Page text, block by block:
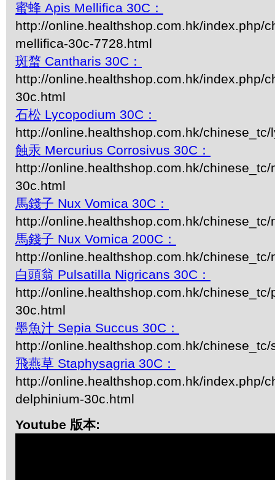
蜜蜂 Apis Mellifica 30C：
http://online.healthshop.com.hk/index.php/
mellifica-30c-7728.html
斑蝥 Cantharis 30C：
http://online.healthshop.com.hk/index.php/
30c.html
石松 Lycopodium 30C：
http://online.healthshop.com.hk/
蝕汞 Mercurius Corrosivus 30C：
http://online.healthshop.com.hk/
30c.html
馬錢子 Nux Vomica 30C：
http://online.healthshop.com.hk/
馬錢子 Nux Vomica 200C：
http://online.healthshop.com.hk/
白頭翁 Pulsatilla Nigricans 30C：
http://online.healthshop.com.hk/
30c.html
墨魚汁 Sepia Succus 30C：
http://online.healthshop.com.hk/
飛燕草 Staphysagria 30C：
http://online.healthshop.com.hk/index.php/
delphinium-30c.html
Youtube 版本: